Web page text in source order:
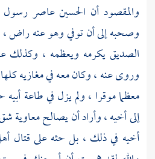
والمقصود أن الحسينعاصر رسول
وصحبه إلى أن توفي وهو عنه راض
الصديقيكرمه ويعظمه ، وكذلك
وروى عنه ، وكان معه في مغازيه
معظما موقرا ، ولم يزل في طاعة
إلى أخيه ، وأراد أن يصالح معاوية
أخيه في ذلك ، بل حثه على قتال